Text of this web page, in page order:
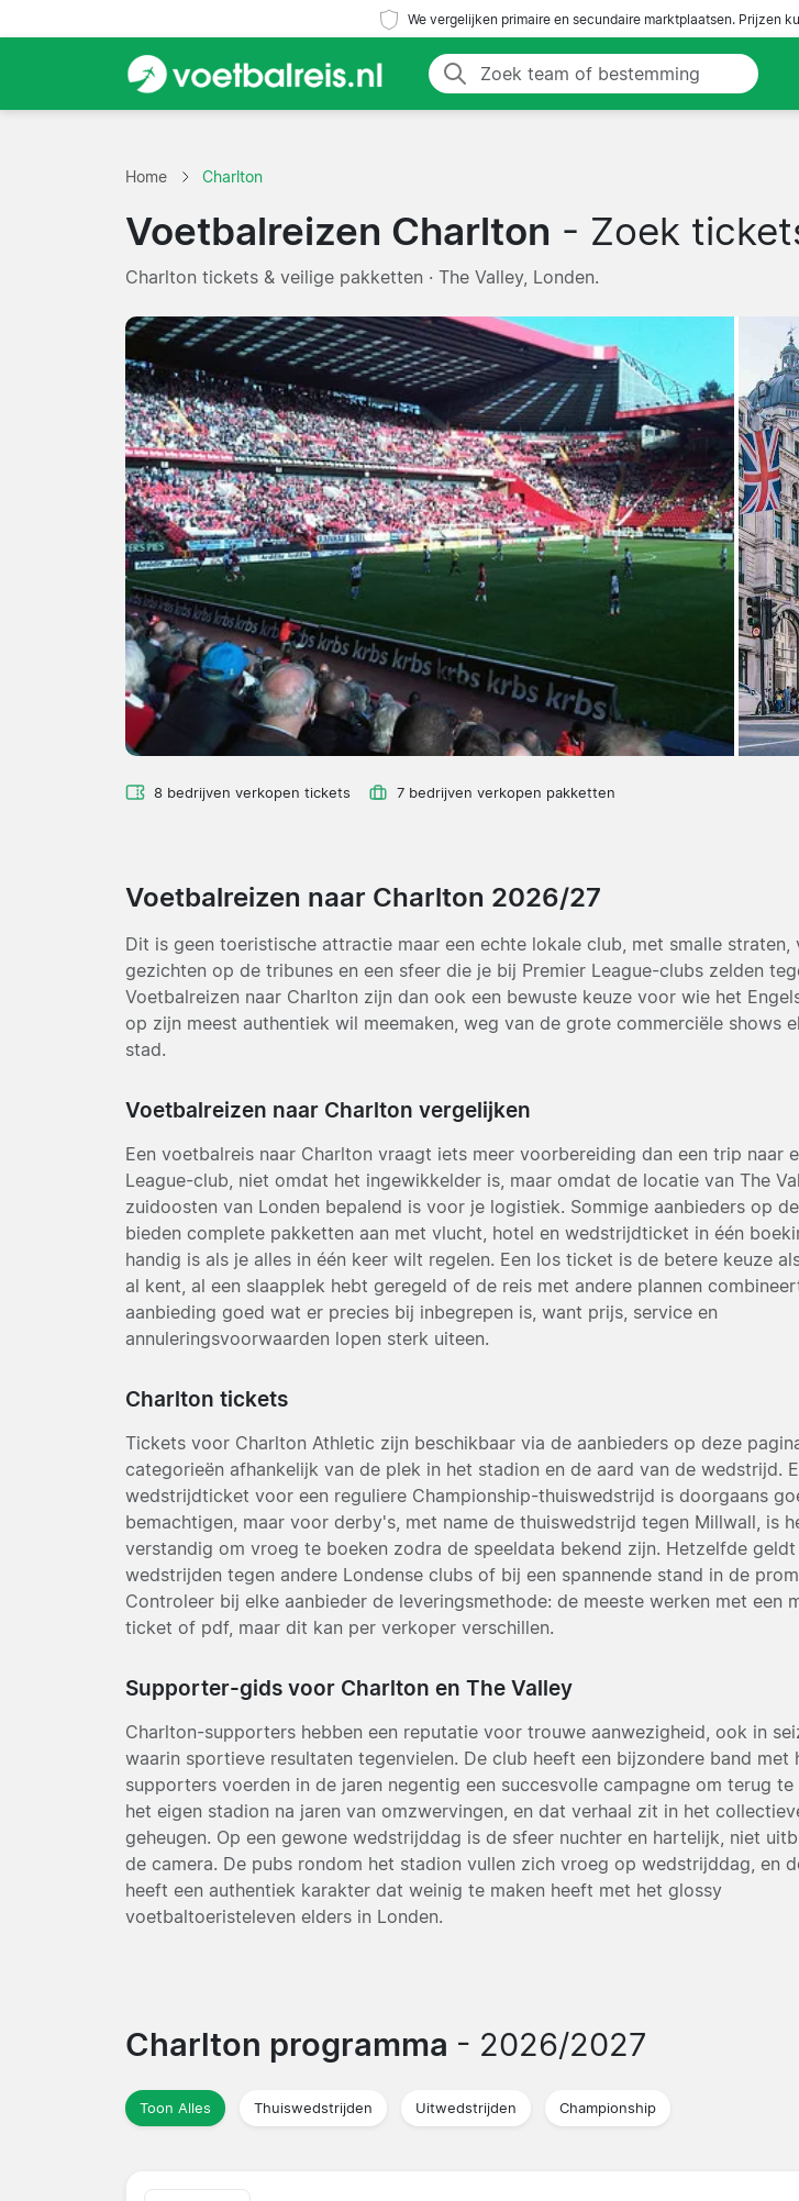
We vergelijken primaire en secundaire marktplaatsen. Prijzen
Home Charlton
Voetbalreizen Charlton - Zoek
Charlton tickets & veilige pakketten · The Valley, Londen.
8 bedrijven verkopen tickets 7 bedrijven verkopen pakketten
Voetbalreizen naar Charlton 2026/27
Dit is geen toeristische attractie maar een echte lokale club, met smalle
gezichten op de tribunes en een sfeer die je bij Premier League-clubs zelden
Voetbalreizen naar Charlton zijn dan ook een bewuste keuze voor wie het
op zijn meest authentiek wil meemaken, weg van de grote commerciële shows
stad.
Voetbalreizen naar Charlton vergelijken
Een voetbalreis naar Charlton vraagt iets meer voorbereiding dan een trip naar
League-club, niet omdat het ingewikkelder is, maar omdat de locatie van The
zuidoosten van Londen bepalend is voor je logistiek. Sommige aanbieders op
bieden complete pakketten aan met vlucht, hotel en wedstrijdticket in één
handig is als je alles in één keer wilt regelen. Een los ticket is de betere keuze
al kent, al een slaapplek hebt geregeld of de reis met andere plannen
aanbieding goed wat er precies bij inbegrepen is, want prijs, service en
annuleringsvoorwaarden lopen sterk uiteen.
Charlton tickets
Tickets voor Charlton Athletic zijn beschikbaar via de aanbieders op deze
categorieën afhankelijk van de plek in het stadion en de aard van de wedstrijd.
wedstrijdticket voor een reguliere Championship-thuiswedstrijd is doorgaans
bemachtigen, maar voor derby's, met name de thuiswedstrijd tegen Millwall, is
verstandig om vroeg te boeken zodra de speeldata bekend zijn. Hetzelfde
wedstrijden tegen andere Londense clubs of bij een spannende stand in de
Controleer bij elke aanbieder de leveringsmethode: de meeste werken met een
ticket of pdf, maar dit kan per verkoper verschillen.
Supporter-gids voor Charlton en The Valley
Charlton-supporters hebben een reputatie voor trouwe aanwezigheid, ook in
waarin sportieve resultaten tegenvielen. De club heeft een bijzondere band met
supporters voerden in de jaren negentig een succesvolle campagne om terug te
het eigen stadion na jaren van omzwervingen, en dat verhaal zit in het
geheugen. Op een gewone wedstrijddag is de sfeer nuchter en hartelijk, niet
de camera. De pubs rondom het stadion vullen zich vroeg op wedstrijddag, en
heeft een authentiek karakter dat weinig te maken heeft met het glossy
voetbaltoeristeleven elders in Londen.
Charlton programma - 2026/2027
Toon Alles Thuiswedstrijden Uitwedstrijden Championship